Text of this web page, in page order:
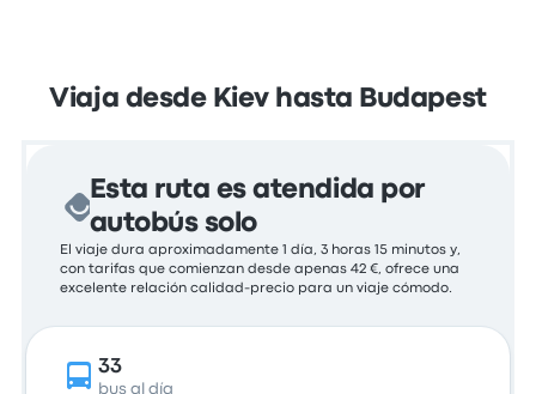
Viaja desde Kiev hasta Budapest
Esta ruta es atendida por
autobús solo
El viaje dura aproximadamente 1 día, 3 horas 15 minutos y,
con tarifas que comienzan desde apenas 42 €, ofrece una
excelente relación calidad-precio para un viaje cómodo.
33
bus al día